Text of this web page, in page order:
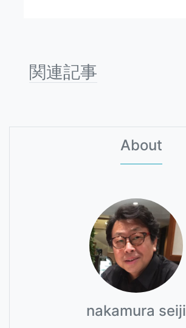
関連記事
About
nakamura seiji